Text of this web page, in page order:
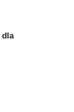
dla